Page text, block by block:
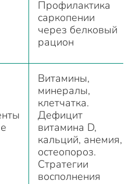
Профилактика
саркопении
через белковый
рацион
Витамины,
минералы,
клетчатка.
Дефицит
витамина D,
кальций, анемия,
остеопороз.
Стратегии
восполнения